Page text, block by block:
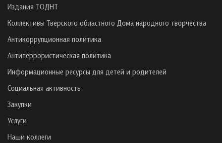
Издания ТОДНТ
Коллективы Тверского областного Дома народного творчества
Антикоррупционная политика
Антитеррористическая политика
Информационные ресурсы для детей и родителей
Социальная активность
Закупки
Услуги
Наши коллеги